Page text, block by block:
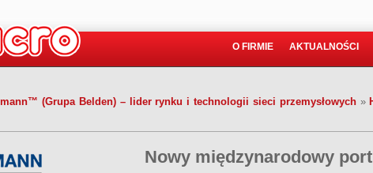
O FIRMIE AKTUALNOŚCI
(Grupa Belden) – lider rynku i technologii sieci przemysłowych»
Nowy międzynarodowy